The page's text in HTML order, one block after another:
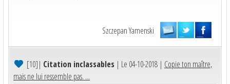
Szczepan Yamenski
[10]| Citation inclassables | Le 04-10-2018 | Copie ton maître,
mais ne lui ressemble pas. ...